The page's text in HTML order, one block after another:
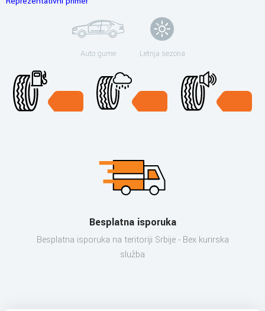
Auto gume Letnja sezona
Besplatna isporuka
Besplatna isporuka na teritoriji Srbije - Bex kurirska
služba